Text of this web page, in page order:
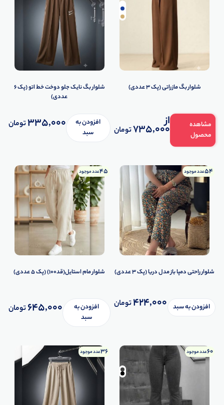
شلوار بگ مازراتی (پک 3 عددی)
مشاهده
محصول
از
735,000تومان
شلوار بگ نایک جلو دوخت خط اتو (پک 6
عددی)
افزودن به
سبد
335,000تومان
شلوار راحتی دمپا باز مدل دریا (پک 3 عددی)
54عدد موجود
افزودن به سبد 424,000تومان
شلوار مام استایل(قد100) (پک 5 عددی)
45عدد موجود
افزودن به
سبد
645,000تومان
60عدد موجود 36عدد موجود